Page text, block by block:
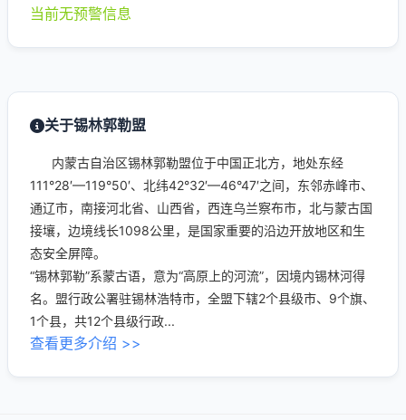
当前无预警信息
关于锡林郭勒盟
内蒙古自治区锡林郭勒盟位于中国正北方，地处东经
111°28′—119°50′、北纬42°32′—46°47′之间，东邻赤峰市、
通辽市，南接河北省、山西省，西连乌兰察布市，北与蒙古国
接壤，边境线长1098公里，是国家重要的沿边开放地区和生
态安全屏障。
“锡林郭勒”系蒙古语，意为“高原上的河流”，因境内锡林河得
名。盟行政公署驻锡林浩特市，全盟下辖2个县级市、9个旗、
1个县，共12个县级行政...
查看更多介绍 >>